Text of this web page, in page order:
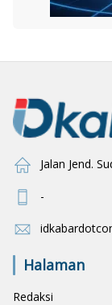
Jalan Jend.
-
Halaman
Redaksi